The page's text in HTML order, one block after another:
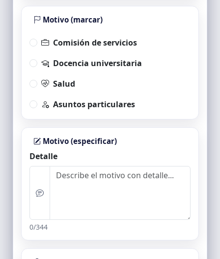
Motivo (marcar)
Comisión de servicios
Docencia universitaria
Salud
Asuntos particulares
Motivo (especificar)
Detalle
0/344